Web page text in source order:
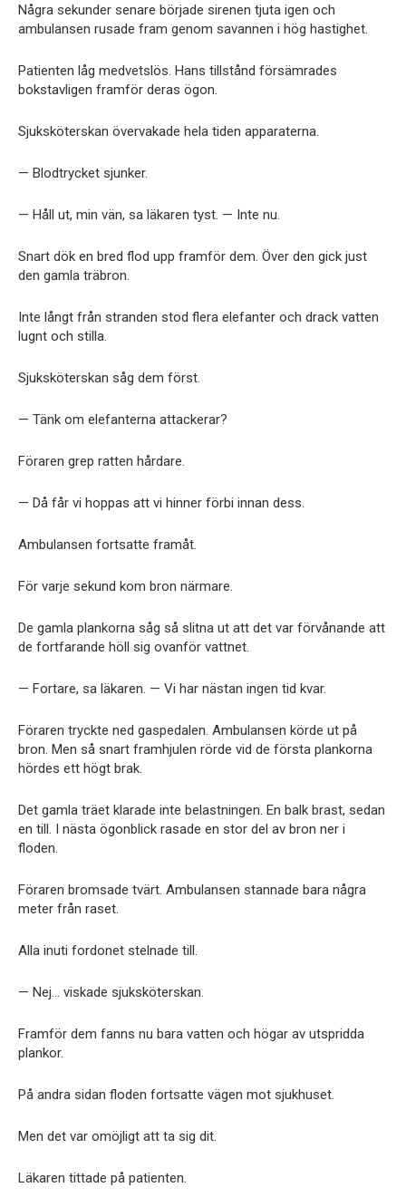
Några sekunder senare började sirenen tjuta igen och
ambulansen rusade fram genom savannen i hög hastighet.
Patienten låg medvetslös. Hans tillstånd försämrades
bokstavligen framför deras ögon.
Sjuksköterskan övervakade hela tiden apparaterna.
— Blodtrycket sjunker.
— Håll ut, min vän, sa läkaren tyst. — Inte nu.
Snart dök en bred flod upp framför dem. Över den gick just
den gamla träbron.
Inte långt från stranden stod flera elefanter och drack vatten
lugnt och stilla.
Sjuksköterskan såg dem först.
— Tänk om elefanterna attackerar?
Föraren grep ratten hårdare.
— Då får vi hoppas att vi hinner förbi innan dess.
Ambulansen fortsatte framåt.
För varje sekund kom bron närmare.
De gamla plankorna såg så slitna ut att det var förvånande att
de fortfarande höll sig ovanför vattnet.
— Fortare, sa läkaren. — Vi har nästan ingen tid kvar.
Föraren tryckte ned gaspedalen. Ambulansen körde ut på
bron. Men så snart framhjulen rörde vid de första plankorna
hördes ett högt brak.
Det gamla träet klarade inte belastningen. En balk brast, sedan
en till. I nästa ögonblick rasade en stor del av bron ner i
floden.
Föraren bromsade tvärt. Ambulansen stannade bara några
meter från raset.
Alla inuti fordonet stelnade till.
— Nej… viskade sjuksköterskan.
Framför dem fanns nu bara vatten och högar av utspridda
plankor.
På andra sidan floden fortsatte vägen mot sjukhuset.
Men det var omöjligt att ta sig dit.
Läkaren tittade på patienten.